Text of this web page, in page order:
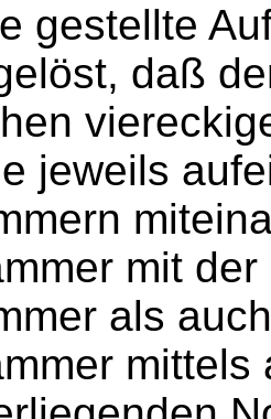
gestellte
daß
jeweils
mit
als